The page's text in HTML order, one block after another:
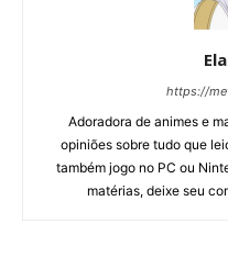
https://
Adoradora de animes e
opiniões sobre tudo que
também jogo no PC ou
matérias, deixe seu